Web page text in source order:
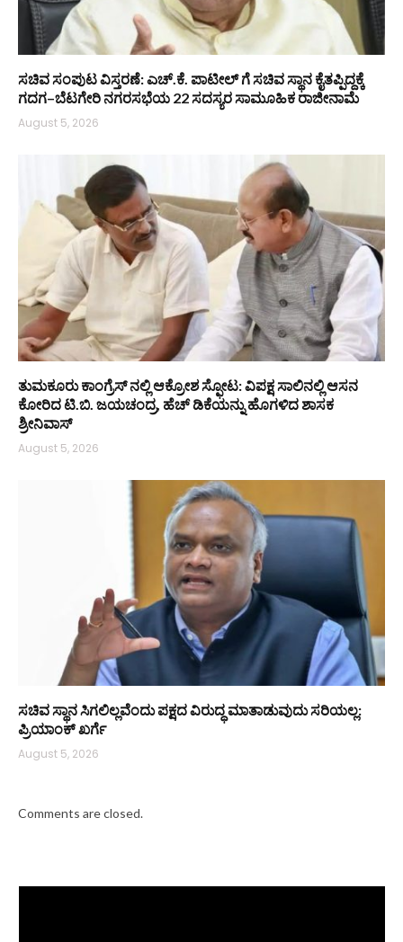
ಸಚಿವ ಸಂಪುಟ ವಿಸ್ತರಣೆ: ಎಚ್.ಕೆ. ಪಾಟೀಲ್ ಗೆ ಸಚಿವ ಸ್ಥಾನ ಕೈತಪ್ಪಿದ್ದಕ್ಕೆ
ಗದಗ–ಬೆಟಗೇರಿ ನಗರಸಭೆಯ 22 ಸದಸ್ಯರ ಸಾಮೂಹಿಕ ರಾಜೀನಾಮೆ
August 5, 2026
ತುಮಕೂರು ಕಾಂಗ್ರೆಸ್ ನಲ್ಲಿ ಆಕ್ರೋಶ ಸ್ಫೋಟ: ವಿಪಕ್ಷ ಸಾಲಿನಲ್ಲಿ ಆಸನ
ಕೋರಿದ ಟಿ.ಬಿ. ಜಯಚಂದ್ರ, ಹೆಚ್ ಡಿಕೆಯನ್ನು ಹೊಗಳಿದ ಶಾಸಕ
ಶ್ರೀನಿವಾಸ್
August 5, 2026
ಸಚಿವ ಸ್ಥಾನ ಸಿಗಲಿಲ್ಲವೆಂದು ಪಕ್ಷದ ವಿರುದ್ಧ ಮಾತಾಡುವುದು ಸರಿಯಲ್ಲ:
ಪ್ರಿಯಾಂಕ್ ಖರ್ಗೆ
August 5, 2026
Comments are closed.